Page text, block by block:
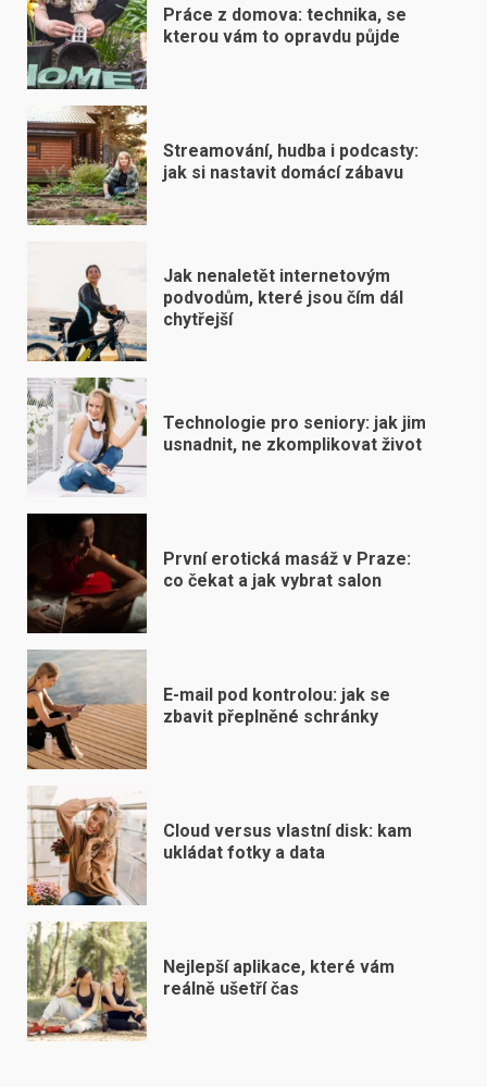
Práce z domova: technika, se
kterou vám to opravdu půjde
Streamování, hudba i podcasty:
jak si nastavit domácí zábavu
Jak nenaletět internetovým
podvodům, které jsou čím dál
chytřejší
Technologie pro seniory: jak jim
usnadnit, ne zkomplikovat život
První erotická masáž v Praze:
co čekat a jak vybrat salon
E-mail pod kontrolou: jak se
zbavit přeplněné schránky
Cloud versus vlastní disk: kam
ukládat fotky a data
Nejlepší aplikace, které vám
reálně ušetří čas